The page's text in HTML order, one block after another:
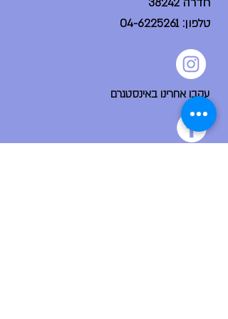
טלפון:04-6225261
עקבו אחרינו באינסטגרם